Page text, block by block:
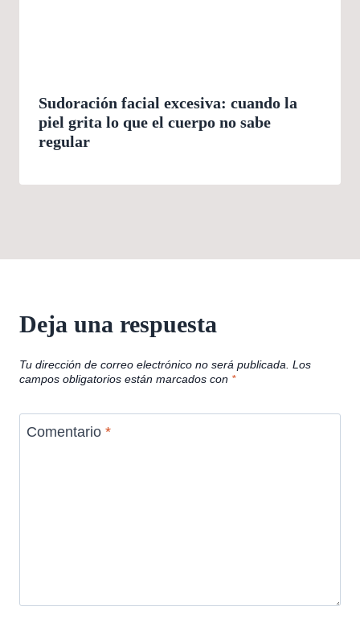
Sudoración facial excesiva: cuando la
piel grita lo que el cuerpo no sabe
regular
Deja una respuesta
Tu dirección de correo electrónico no será publicada. Los
campos obligatorios están marcados con *
Comentario *